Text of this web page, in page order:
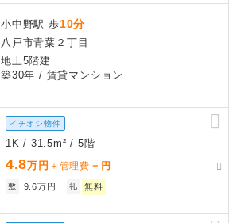
小中野駅 歩10分
八戸市青葉２丁目
地上5階建
築30年 / 賃貸マンション
イチオシ物件
1K / 31.5m² / 5階
4.8万円 ＋管理費 － 円
敷 9.6万円 礼 無料